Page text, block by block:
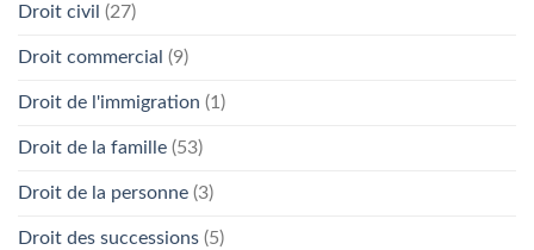
Droit civil (27)
Droit commercial (9)
Droit de l'immigration (1)
Droit de la famille (53)
Droit de la personne (3)
Droit des successions (5)